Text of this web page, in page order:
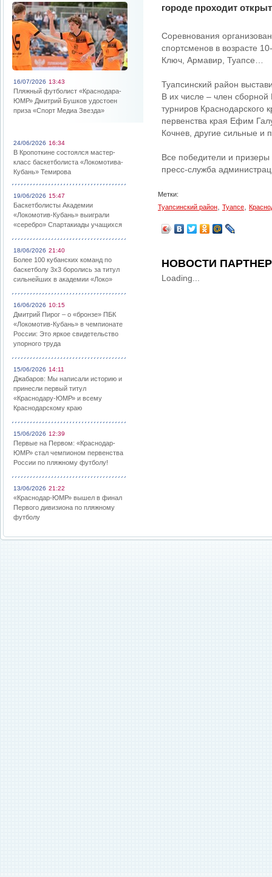
16/07/2026 13:43
Пляжный футболист «Краснодара-
ЮМР» Дмитрий Бушков удостоен
приза «Спорт Медиа Звезда»
24/06/2026 16:34
В Кропоткине состоялся мастер-
класс баскетболиста «Локомотива-
Кубань» Темирова
19/06/2026 15:47
Баскетболисты Академии
«Локомотив-Кубань» выиграли
«серебро» Спартакиады учащихся
18/06/2026 21:40
Более 100 кубанских команд по
баскетболу 3х3 боролись за титул
сильнейших в академии «Локо»
16/06/2026 10:15
Дмитрий Пирог – о «бронзе» ПБК
«Локомотив-Кубань» в чемпионате
России: Это яркое свидетельство
упорного труда
15/06/2026 14:11
Джабаров: Мы написали историю и
принесли первый титул
«Краснодару-ЮМР» и всему
Краснодарскому краю
15/06/2026 12:39
Первые на Первом: «Краснодар-
ЮМР» стал чемпионом первенства
России по пляжному футболу!
13/06/2026 21:22
«Краснодар-ЮМР» вышел в финал
Первого дивизиона по пляжному
футболу
городе проходит
Соревнования
спортсменов в возрасте
Ключ, Армавир, Туапсе…
Туапсинский район
В их числе – член
турниров Краснодарского
первенства края Ефим
Кочнев, другие сильные и
Все победители и
пресс-служба
Метки:
Туапсинский район
Туапсе
НОВОСТИ
Loading...